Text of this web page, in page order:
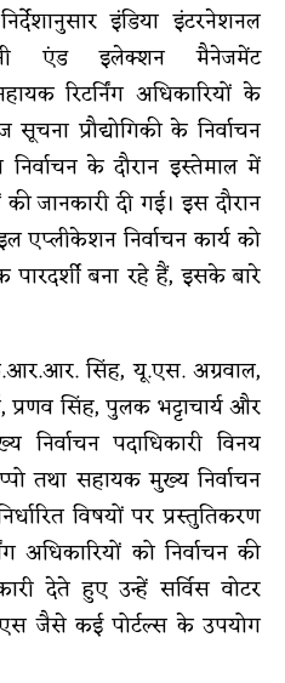
इंडिया इंटरनेशनल
एंड इलेक्शन मैनेजमेंट
रिटर्निंग अधिकारियों के
प्रौद्योगिकी के निर्वाचन
के दौरान इस्तेमाल में
जानकारी दी गई। इस दौरान
एप्लीकेशन निर्वाचन कार्य को
बना रहे हैं, इसके बारे
सिंह, यू.एस. अग्रवाल,
प्रणव सिंह, पुलक भट्टाचार्य और
पदाधिकारी विनय
तथा सहायक मुख्य निर्वाचन
विषयों पर प्रस्तुतिकरण
अधिकारियों को निर्वाचन की
देते हुए उन्हें सर्विस वोटर
जैसे कई पोर्टल्स के उपयोग